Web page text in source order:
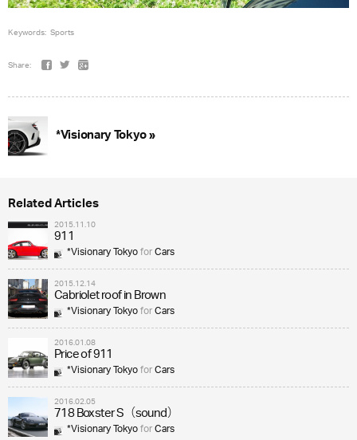
Keywords: Sports
Share:
*Visionary Tokyo »
Related Articles
2015.11.10
911
*Visionary TokyoforCars
2015.12.14
Cabriolet roof in Brown
*Visionary TokyoforCars
2016.01.08
Price of 911
*Visionary TokyoforCars
2016.02.05
718 Boxster S（sound）
*Visionary TokyoforCars